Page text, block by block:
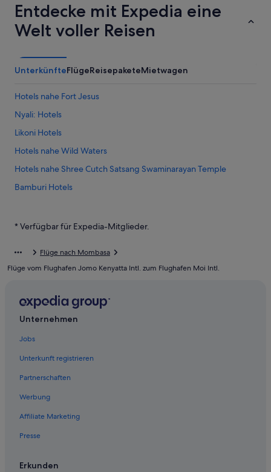
Entdecke mit Expedia eine
Welt voller Reisen
UnterkünfteFlügeReisepaketeMietwagen
Hotels nahe Fort Jesus
Nyali: Hotels
Likoni Hotels
Hotels nahe Wild Waters
Hotels nahe Shree Cutch Satsang Swaminarayan Temple
Bamburi Hotels
Altstadt Mombasa: Hotels
Hotels nahe Moi Intl.
* Verfügbar für Expedia-Mitglieder.
Flüge nach Mombasa
Flüge vom Flughafen Jomo Kenyatta Intl. zum Flughafen Moi Intl.
Unternehmen
Jobs
Unterkunft registrieren
Partnerschaften
Werbung
Affiliate Marketing
Presse
Erkunden